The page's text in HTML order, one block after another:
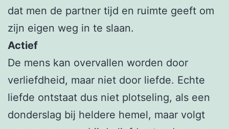
dat men de partner tijd en ruimte geeft om
zijn eigen weg in te slaan.
Actief
De mens kan overvallen worden door
verliefdheid, maar niet door liefde. Echte
liefde ontstaat dus niet plotseling, als een
donderslag bij heldere hemel, maar volgt